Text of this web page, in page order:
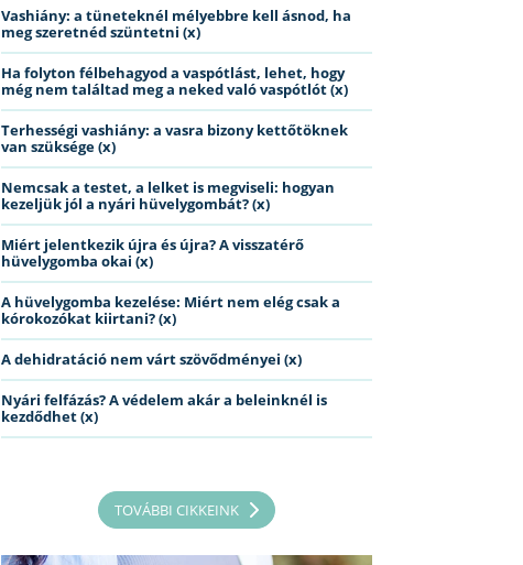
Vashiány: a tüneteknél mélyebbre kell ásnod, ha
meg szeretnéd szüntetni (x)
Ha folyton félbehagyod a vaspótlást, lehet, hogy
még nem találtad meg a neked való vaspótlót (x)
Terhességi vashiány: a vasra bizony kettőtöknek
van szüksége (x)
Nemcsak a testet, a lelket is megviseli: hogyan
kezeljük jól a nyári hüvelygombát? (x)
Miért jelentkezik újra és újra? A visszatérő
hüvelygomba okai (x)
A hüvelygomba kezelése: Miért nem elég csak a
kórokozókat kiirtani? (x)
A dehidratáció nem várt szövődményei (x)
Nyári felfázás? A védelem akár a beleinknél is
kezdődhet (x)
TOVÁBBI CIKKEINK